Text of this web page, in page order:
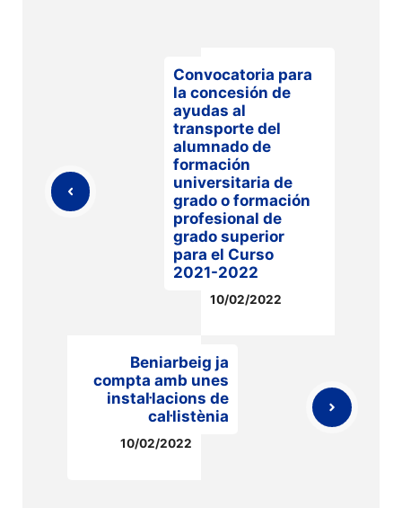
Convocatoria para
la concesión de
ayudas al
transporte del
alumnado de
formación
universitaria de
grado o formación
profesional de
grado superior
para el Curso
2021-2022
10/02/2022
Beniarbeig ja
compta amb unes
instal·lacions de
cal·listènia
10/02/2022